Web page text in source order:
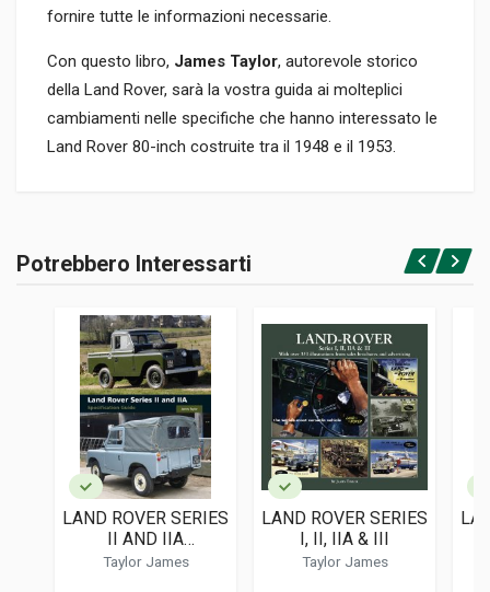
fornire tutte le informazioni necessarie.
Con questo libro, James Taylor, autorevole storico
della Land Rover, sarà la vostra guida ai molteplici
cambiamenti nelle specifiche che hanno interessato le
Land Rover 80-inch costruite tra il 1948 e il 1953.
Rilegato
9781906133900
Herridge & Sons
LINGUA DEL TESTO
DATA DI STAMPA
Accedi o registrati
Potrebbero Interessarti
LAND ROVER SERIES
II AND IIA
SPECIFICATION
Taylor James
LAND ROVER SERIES
I, II, IIA & III
Taylor James